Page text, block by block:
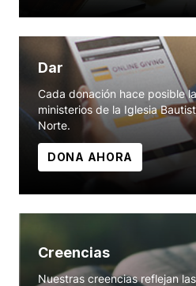
Dar
Cada donación hace posible
ministerios de la Iglesia
Norte.
DONA AHORA
Creencias
Nuestras creencias reflejan